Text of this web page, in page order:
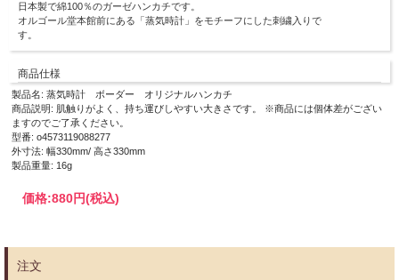
日本製で綿100％のガーゼハンカチです。
オルゴール堂本館前にある「蒸気時計」をモチーフにした刺繍入りで
す。
商品仕様
製品名: 蒸気時計 ボーダー オリジナルハンカチ
商品説明: 肌触りがよく、持ち運びしやすい大きさです。 ※商品には個体差がござい
ますのでご了承ください。
型番: o4573119088277
外寸法: 幅330mm/ 高さ330mm
製品重量: 16g
価格:880円(税込)
注文